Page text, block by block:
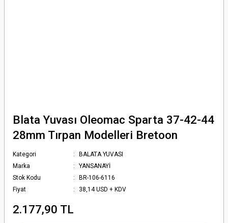
Blata Yuvası Oleomac Sparta 37-42-44
28mm Tırpan Modelleri Bretoon
Kategori
BALATA YUVASI
Marka
YANSANAYİ
Stok Kodu
BR-106-6116
Fiyat
38,14 USD + KDV
2.177,90 TL